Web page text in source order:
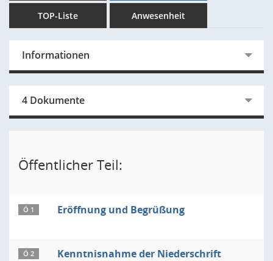
TOP-Liste Anwesenheit
Informationen
4 Dokumente
Öffentlicher Teil:
Ö 1 Eröffnung und Begrüßung
Ö 2
Kenntnisnahme der Niederschrift